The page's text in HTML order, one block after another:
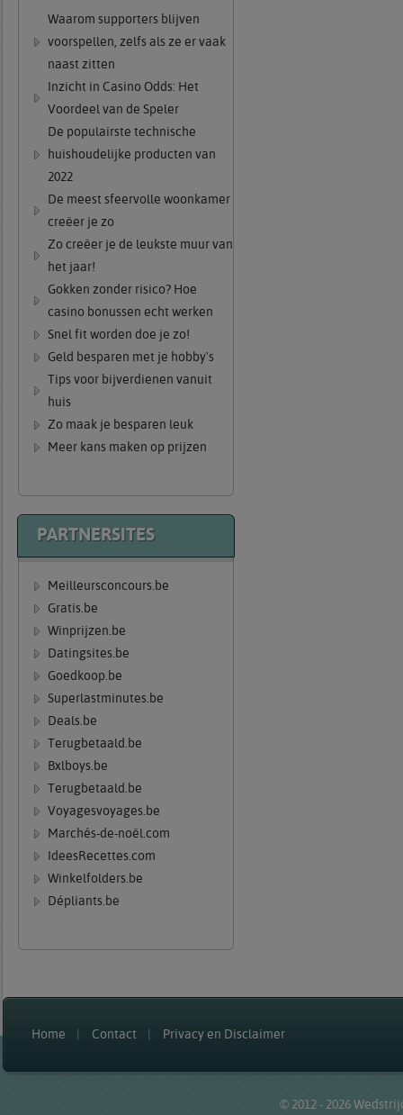
Waarom supporters blijven
voorspellen, zelfs als ze er vaak
naast zitten
Inzicht in Casino Odds: Het
Voordeel van de Speler
De populairste technische
huishoudelijke producten van
2022
De meest sfeervolle woonkamer
creëer je zo
Zo creëer je de leukste muur van
het jaar!
Gokken zonder risico? Hoe
casino bonussen echt werken
Snel fit worden doe je zo!
Geld besparen met je hobby's
Tips voor bijverdienen vanuit
huis
Zo maak je besparen leuk
Meer kans maken op prijzen
PARTNERSITES
Meilleursconcours.be
Gratis.be
Winprijzen.be
Datingsites.be
Goedkoop.be
Superlastminutes.be
Deals.be
Terugbetaald.be
Bxlboys.be
Terugbetaald.be
Voyagesvoyages.be
Marchés-de-noël.com
IdeesRecettes.com
Winkelfolders.be
Dépliants.be
Home Contact Privacy en Disclaimer
© 2012 - 2026